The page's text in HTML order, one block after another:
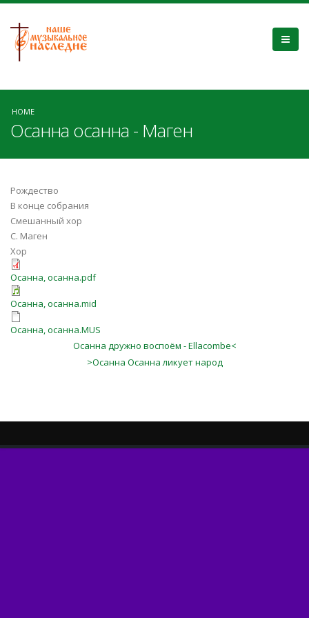
HOME
Осанна осанна - Маген
Рождество
В конце собрания
Смешанный хор
С. Маген
Хор
Осанна, осанна.pdf
Осанна, осанна.mid
Осанна, осанна.MUS
Осанна дружно воспоём - Ellacombe<
>Осанна Осанна ликует народ